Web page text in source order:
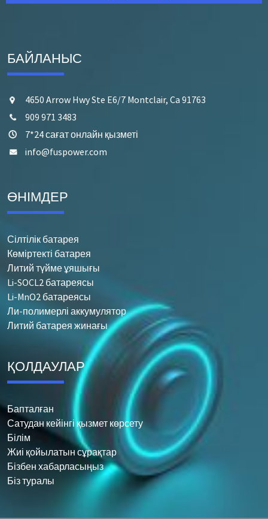
БАЙЛАНЫС
4650 Arrow Hwy Ste E6/7 Montclair, Ca 91763
909 971 3483
7*24 сағат онлайн қызметі
info@fuspower.com
ӨНІМДЕР
Сілтілік батарея
Көміртекті батарея
Литий түйме ұяшығы
Li-SOCL2 батареясы
Li-MnO2 батареясы
Ли-полимерлі аккумулятор
Литий батарея жинағы
ҚОЛДАУЛАР
Бапталған
Сатудан кейінгі қызмет көрсету
Білім
Жиі қойылатын сұрақтар
Бізбен хабарласыңыз
Біз туралы